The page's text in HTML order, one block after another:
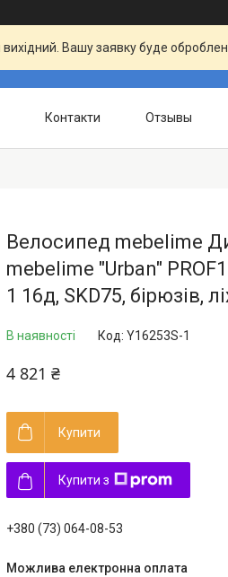
Вашу заявку буде
Контакти Отзывы
Велосипед mebelime
mebelime "Urban"
1 16д, SKD75, бірюзів,
В наявності Код: Y16253S-1
4 821 ₴
Купити
Купити з
+380 (73) 064-08-53